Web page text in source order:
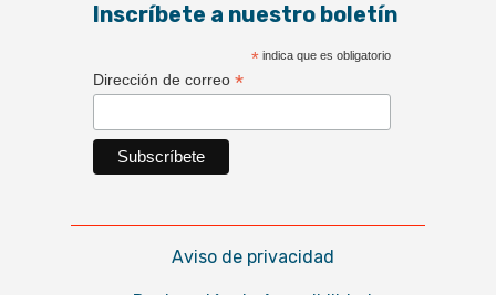
Inscríbete a nuestro boletín
*indica que es obligatorio
Dirección de correo *
Aviso de privacidad